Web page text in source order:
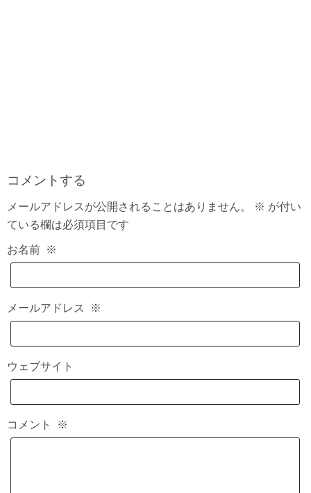
コメントする
メールアドレスが公開されることはありません。 ※ が付い
ている欄は必須項目です
お名前 ※
メールアドレス ※
ウェブサイト
コメント ※